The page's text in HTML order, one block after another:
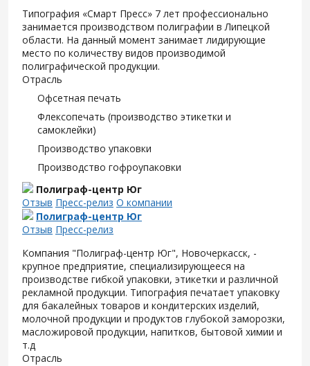
Типография «Смарт Пресс» 7 лет профессионально
занимается производством полиграфии в Липецкой
области. На данный момент занимает лидирующие
место по количеству видов производимой
полиграфической продукции.
Отрасль
Офсетная печать
Флексопечать (производство этикетки и
самоклейки)
Производство упаковки
Производство гофроупаковки
Полиграф-центр Юг
Отзыв Пресс-релиз О компании
Полиграф-центр Юг
Отзыв Пресс-релиз
Компания "Полиграф-центр Юг", Новочеркасск, -
крупное предприятие, специализирующееся на
производстве гибкой упаковки, этикетки и различной
рекламной продукции. Типография печатает упаковку
для бакалейных товаров и кондитерских изделий,
молочной продукции и продуктов глубокой заморозки,
масложировой продукции, напитков, бытовой химии и
т.д
Отрасль